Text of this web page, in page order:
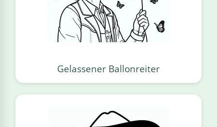
Gelassener Ballonreiter